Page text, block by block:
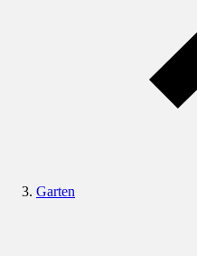
Garten